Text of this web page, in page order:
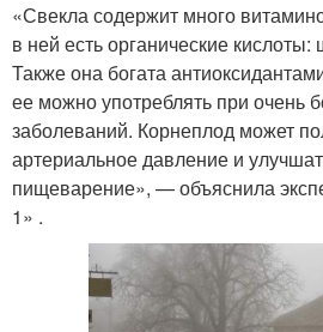
«Свекла содержит много
в ней есть органические
Также она богата
ее можно употреблять при очень
заболеваний. Корнеплод может
артериальное давление и
пищеварение», — объяснила
1» .